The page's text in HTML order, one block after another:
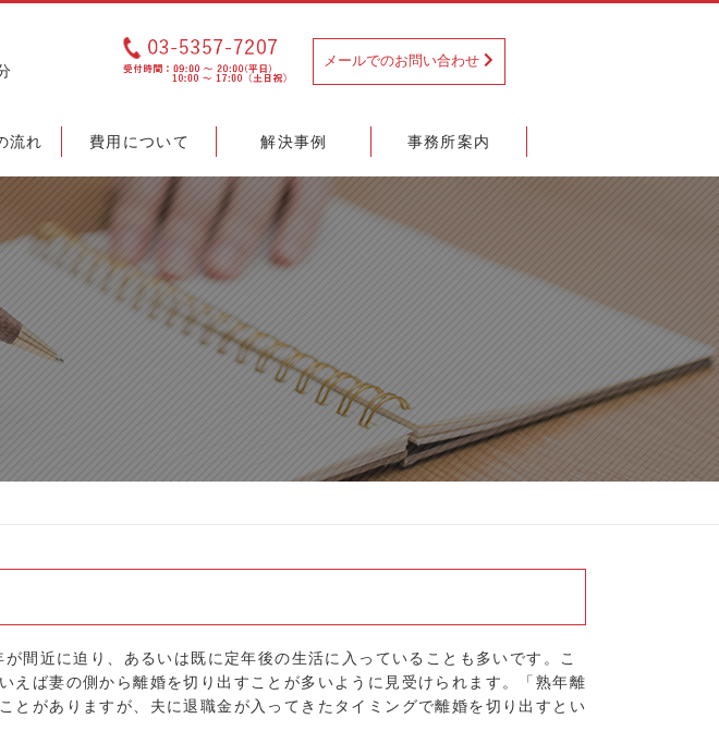
メールでのお問い合わせ
流れ 費用について 解決事例 事務所案内
間近に迫り、あるいは既に定年後の生活に入っていることも多いです。こ
えば妻の側から離婚を切り出すことが多いように見受けられます。「熟年離
とがありますが、夫に退職金が入ってきたタイミングで離婚を切り出すとい